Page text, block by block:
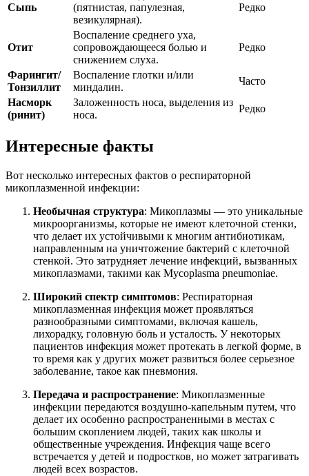
Сыпь
(пятнистая, папулезная,
везикулярная).
Редко
Отит
Воспаление среднего уха,
сопровождающееся болью и
снижением слуха.
Редко
Фарингит/
Тонзиллит
Воспаление глотки и/или
миндалин.
Часто
Насморк
(ринит)
Заложенность носа, выделения из
носа.
Редко
Интересные факты
Вот несколько интересных фактов о респираторной
микоплазменной инфекции:
Необычная структура: Микоплазмы — это уникальные
микроорганизмы, которые не имеют клеточной стенки,
что делает их устойчивыми к многим антибиотикам,
направленным на уничтожение бактерий с клеточной
стенкой. Это затрудняет лечение инфекций, вызванных
микоплазмами, такими как Mycoplasma pneumoniae.
Широкий спектр симптомов: Респираторная
микоплазменная инфекция может проявляться
разнообразными симптомами, включая кашель,
лихорадку, головную боль и усталость. У некоторых
пациентов инфекция может протекать в легкой форме, в
то время как у других может развиться более серьезное
заболевание, такое как пневмония.
Передача и распространение: Микоплазменные
инфекции передаются воздушно-капельным путем, что
делает их особенно распространенными в местах с
большим скоплением людей, таких как школы и
общественные учреждения. Инфекция чаще всего
встречается у детей и подростков, но может затрагивать
людей всех возрастов.